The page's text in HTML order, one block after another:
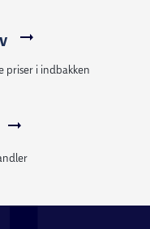
der har brug for
af skoledagen.
priser i indbakken